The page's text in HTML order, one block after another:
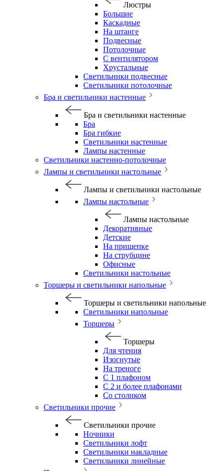
Люстры
Большие
Каскадные
На штанге
Подвесные
Потолочные
С вентилятором
Хрустальные
Светильники подвесные
Светильники потолочные
Бра и светильники настенные
Бра и светильники настенные
Бра
Бра гибкие
Светильники настенные
Лампы настенные
Светильники настенно-потолочные
Лампы и светильники настольные
Лампы и светильники настольные
Лампы настольные
Лампы настольные
Декоративные
Детские
На прищепке
На струбцине
Офисные
Светильники настольные
Торшеры и светильники напольные
Торшеры и светильники напольные
Светильники напольные
Торшеры
Торшеры
Для чтения
Изогнутые
На треноге
С 1 плафоном
С 2 и более плафонами
Со столиком
Светильники прочие
Светильники прочие
Ночники
Светильники лофт
Светильники накладные
Светильники линейные